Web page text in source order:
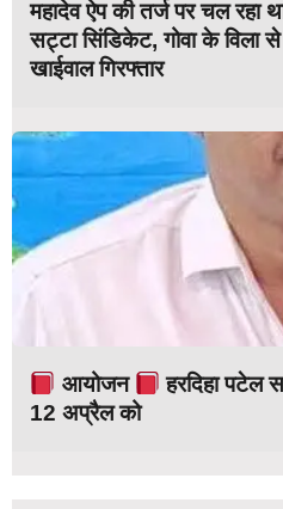
महादेव ऐप की तर्ज पर चल रहा
सट्टा सिंडिकेट, गोवा के विला
खाईवाल गिरफ्तार
आयोजन
हरदिहा पटेल
12 अप्रैल को